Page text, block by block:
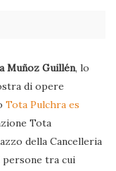
Muñoz Guillén, lo
di opere
Tota Pulchra es
Tota
della Cancelleria
persone tra cui